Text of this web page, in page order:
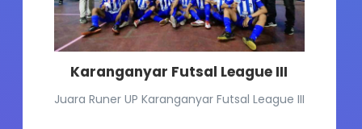
Karanganyar Futsal League III
Juara Runer UP Karanganyar Futsal League III